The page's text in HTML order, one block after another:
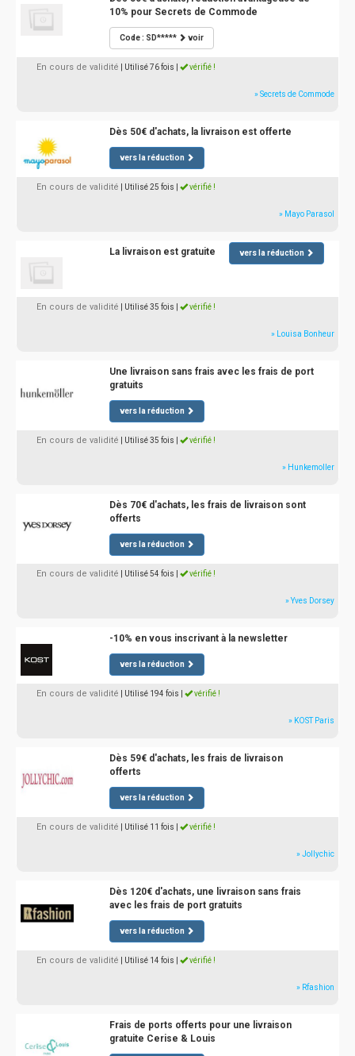
10% pour Secrets de Commode
Code : SD***** voir
En cours de validité | Utilisé 76 fois vérifié !
» Secrets de Commode
Dès 50€ d'achats, la livraison est offerte
vers la réduction
En cours de validité | Utilisé 25 fois vérifié !
» Mayo Parasol
La livraison est gratuite vers la réduction
En cours de validité | Utilisé 35 fois vérifié !
» Louisa Bonheur
Une livraison sans frais avec les frais de port
gratuits
vers la réduction
En cours de validité | Utilisé 35 fois vérifié !
» Hunkemoller
Dès 70€ d'achats, les frais de livraison sont
offerts
vers la réduction
En cours de validité | Utilisé 54 fois vérifié !
» Yves Dorsey
-10% en vous inscrivant à la newsletter
vers la réduction
En cours de validité | Utilisé 194 fois vérifié !
» KOST Paris
Dès 59€ d'achats, les frais de livraison
offerts
vers la réduction
En cours de validité | Utilisé 11 fois vérifié !
» Jollychic
Dès 120€ d'achats, une livraison sans frais
avec les frais de port gratuits
vers la réduction
En cours de validité | Utilisé 14 fois vérifié !
» Rfashion
Frais de ports offerts pour une livraison
gratuite Cerise & Louis